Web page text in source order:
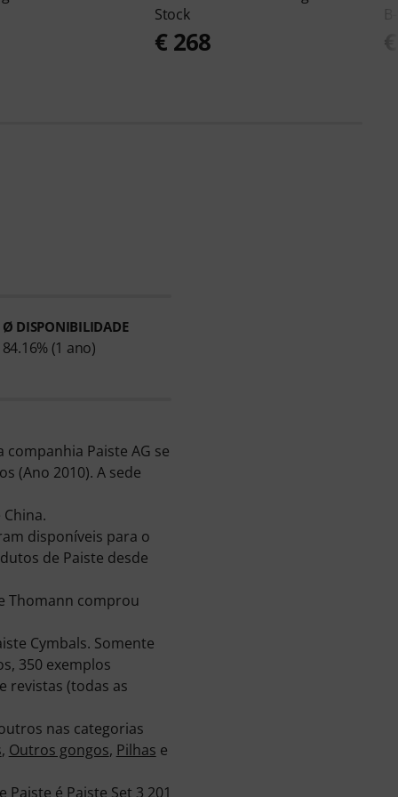
Stock
€ 268
Ø DISPONIBILIDADE
84.16% (1 ano)
Paiste AG se
(Ano 2010). A sede
disponíveis para o
de Paiste desde
Thomann comprou
Cymbals. Somente
350 exemplos
revistas (todas as
nas categorias
, Outros gongos, Pilhas e
Paiste é Paiste Set 3 201